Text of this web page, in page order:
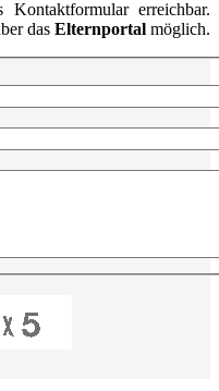
erreichbar.
das Elternportal möglich.